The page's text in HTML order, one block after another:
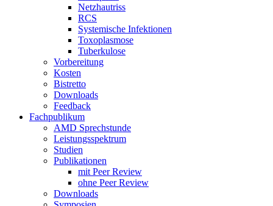
Netzhautriss
RCS
Systemische Infektionen
Toxoplasmose
Tuberkulose
Vorbereitung
Kosten
Bistretto
Downloads
Feedback
Fachpublikum
AMD Sprechstunde
Leistungsspektrum
Studien
Publikationen
mit Peer Review
ohne Peer Review
Downloads